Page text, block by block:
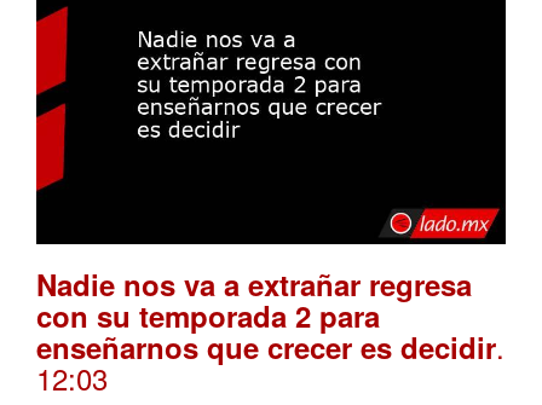
Nadie nos va a extrañar regresa
con su temporada 2 para
enseñarnos que crecer es decidir.
12:03